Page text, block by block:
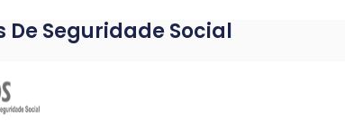
Seguridade Social